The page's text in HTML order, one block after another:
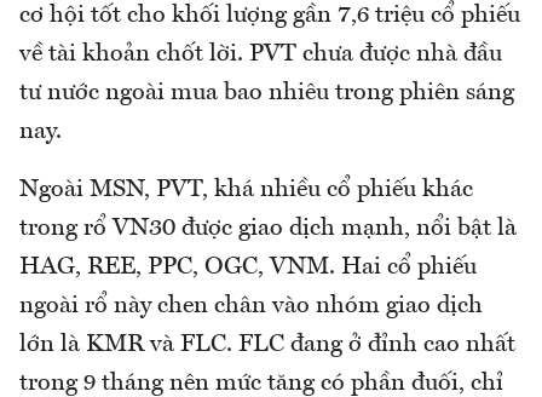
cơ hội tốt cho khối lượng gần 7,6 triệu cổ phiếu
về tài khoản chốt lời. PVT chưa được nhà đầu
tư nước ngoài mua bao nhiêu trong phiên sáng
nay.
Ngoài MSN, PVT, khá nhiều cổ phiếu khác
trong rổ VN30 được giao dịch mạnh, nổi bật là
HAG, REE, PPC, OGC, VNM. Hai cổ phiếu
ngoài rổ này chen chân vào nhóm giao dịch
lớn là KMR và FLC. FLC đang ở đỉnh cao nhất
trong 9 tháng nên mức tăng có phần đuối, chỉ